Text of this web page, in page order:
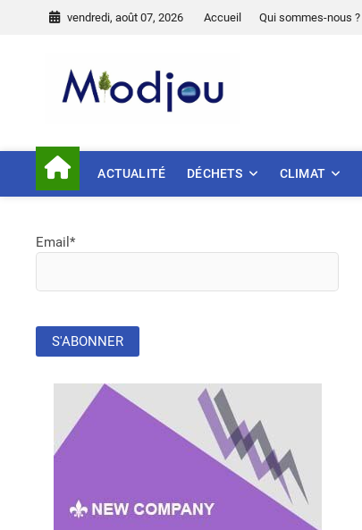
vendredi, août 07, 2026 Accueil Qui sommes-nous ?
ACTUALITÉ DÉCHETS CLIMAT
Email*